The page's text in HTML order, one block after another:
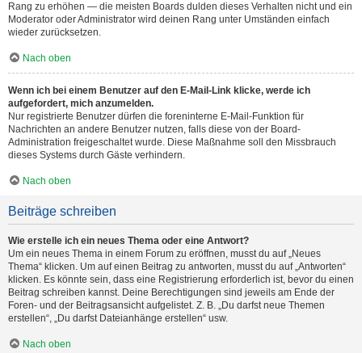
Rang zu erhöhen — die meisten Boards dulden dieses Verhalten nicht und ein
Moderator oder Administrator wird deinen Rang unter Umständen einfach
wieder zurücksetzen.
Nach oben
Wenn ich bei einem Benutzer auf den E-Mail-Link klicke, werde ich
aufgefordert, mich anzumelden.
Nur registrierte Benutzer dürfen die foreninterne E-Mail-Funktion für
Nachrichten an andere Benutzer nutzen, falls diese von der Board-
Administration freigeschaltet wurde. Diese Maßnahme soll den Missbrauch
dieses Systems durch Gäste verhindern.
Nach oben
Beiträge schreiben
Wie erstelle ich ein neues Thema oder eine Antwort?
Um ein neues Thema in einem Forum zu eröffnen, musst du auf „Neues
Thema“ klicken. Um auf einen Beitrag zu antworten, musst du auf „Antworten“
klicken. Es könnte sein, dass eine Registrierung erforderlich ist, bevor du einen
Beitrag schreiben kannst. Deine Berechtigungen sind jeweils am Ende der
Foren- und der Beitragsansicht aufgelistet. Z. B. „Du darfst neue Themen
erstellen“, „Du darfst Dateianhänge erstellen“ usw.
Nach oben